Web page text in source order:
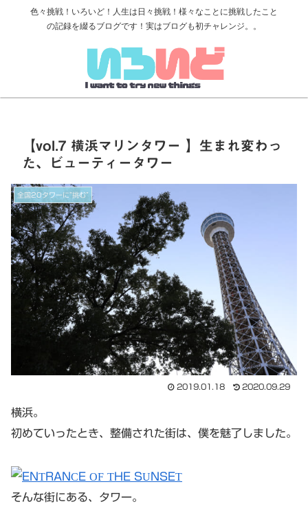
色々挑戦！いろいど！人生は日々挑戦！様々なことに挑戦したこと
の記録を綴るブログです！実はブログも初チャレンジ。。
【vol.7 横浜マリンタワー 】生まれ変わっ
た、ビューティータワー
全国20タワーに”挑む”
2019.01.18 2020.09.29
横浜。
初めていったとき、整備された街は、僕を魅了しました。
そんな街にある、タワー。